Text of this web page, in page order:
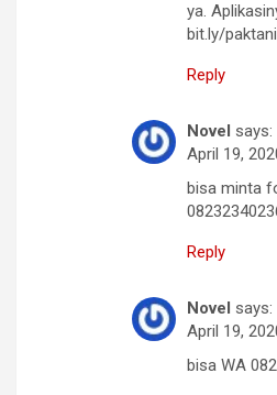
ya.
bit.ly/
Reply
Novel says:
April 19,
bisa minta
Reply
Novel says:
April 19,
bisa WA